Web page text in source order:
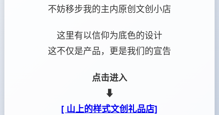
不妨移步我的主内原创文创小店
这里有以信仰为底色的设计
这不仅是产品，更是我们的宣告
点击进入
⬇
[ 山上的样式文创礼品店]